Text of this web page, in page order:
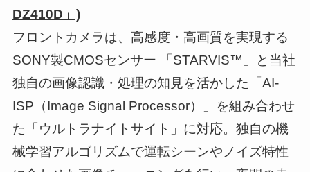
DZ410D」)
フロントカメラは、高感度・高画質を実現する
SONY製CMOSセンサー 「STARVIS™」と当社
独自の画像認識・処理の知見を活かした「AI-
ISP（Image Signal Processor）」を組み合わせ
た「ウルトラナイトサイト」に対応。独自の機
械学習アルゴリズムで運転シーンやノイズ特性